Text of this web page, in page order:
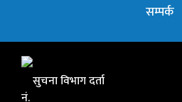
सम्पर्क
सुचना विभाग दर्ता
नं.